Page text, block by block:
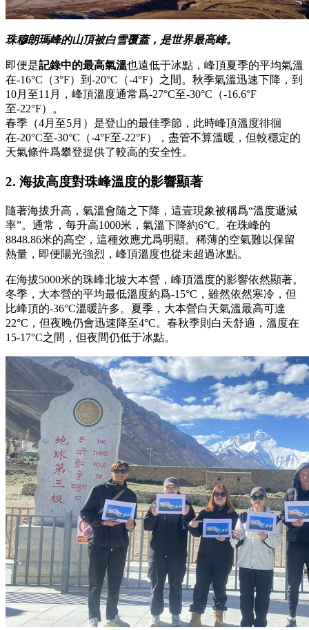
珠穆朗瑪峰的山頂被白雪覆蓋，是世界最高峰。
即便是記錄中的最高氣溫也遠低于冰點，峰頂夏季的平均氣溫
在-16°C（3°F）到-20°C（-4°F）之間。秋季氣溫迅速下降，到
10月至11月，峰頂溫度通常爲-27°C至-30°C（-16.6°F
至-22°F）。
春季（4月至5月）是登山的最佳季節，此時峰頂溫度徘徊
在-20°C至-30°C（-4°F至-22°F），盡管不算溫暖，但較穩定的
天氣條件爲攀登提供了較高的安全性。
2. 海拔高度對珠峰溫度的影響顯著
隨著海拔升高，氣溫會隨之下降，這壹現象被稱爲“溫度遞減
率”。通常，每升高1000米，氣溫下降約6°C。在珠峰的
8848.86米的高空，這種效應尤爲明顯。稀薄的空氣難以保留
熱量，即便陽光強烈，峰頂溫度也從未超過冰點。
在海拔5000米的珠峰北坡大本營，峰頂溫度的影響依然顯著。
冬季，大本營的平均最低溫度約爲-15°C，雖然依然寒冷，但
比峰頂的-36°C溫暖許多。夏季，大本營白天氣溫最高可達
22°C，但夜晚仍會迅速降至4°C。春秋季則白天舒適，溫度在
15-17°C之間，但夜間仍低于冰點。